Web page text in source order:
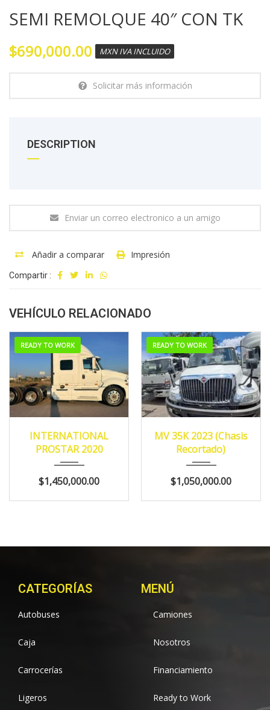
SEMI REMOLQUE 40″ CON TK
$690,000.00 MXN IVA INCLUIDO
Solicitar más información
DESCRIPTION
Enviar un correo electronico a un amigo
Añadir a comparar Impresión
Compartir :
VEHÍCULO RELACIONADO
READY TO WORK
596,558
INTERNATIONAL
PROSTAR 2020
$1,450,000.00
READY TO WORK
421,545
MV 35K 2023 (Chasis
Recortado)
$1,050,000.00
CATEGORÍAS
Autobuses
Caja
Carrocerías
Ligeros
MENÚ
Camiones
Nosotros
Financiamiento
Ready to Work